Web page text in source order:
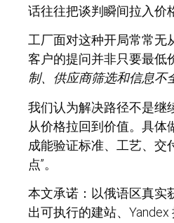
话往往把谈判瞬间拉入价
工厂面对这种开局常常无
客户的提问并非只要最低
制、供应商筛选和信息不
我们认为解决路径不是继
从价格拉回到价值。具体
成能验证标准、工艺、交
点”。
本文承诺：以俄语区真实
出可执行的建站、